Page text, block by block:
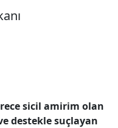
sicil amirim olan
destekle suçlayan